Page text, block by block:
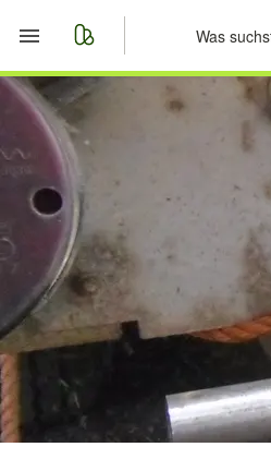
Start
Merkliste
Nachrichten
Anzeige aufgeben